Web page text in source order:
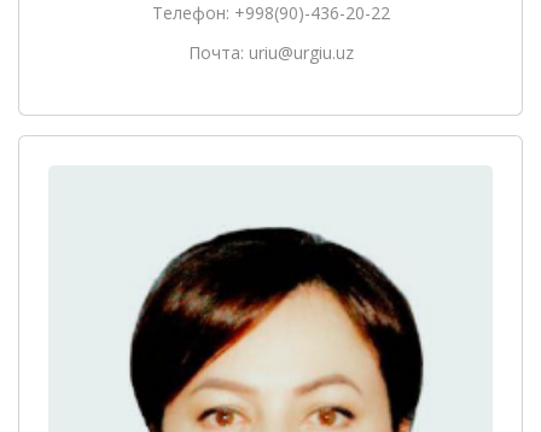
Телефон: +998(90)-436-20-22
Почта: uriu@urgiu.uz